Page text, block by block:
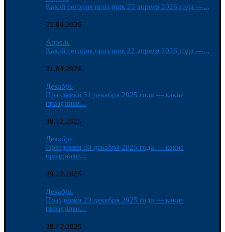
Какой сегодня праздник 23 апреля 2026 года —...
22.04.2026
Апрель
Какой сегодня праздник 22 апреля 2026 года —...
21.04.2026
Декабрь
Праздники 31 декабря 2025 года — какие
праздники...
30.12.2025
Декабрь
Праздники 30 декабря 2025 года — какие
праздники...
29.12.2025
Декабрь
Праздники 29 декабря 2025 года — какие
праздники...
28.12.2025